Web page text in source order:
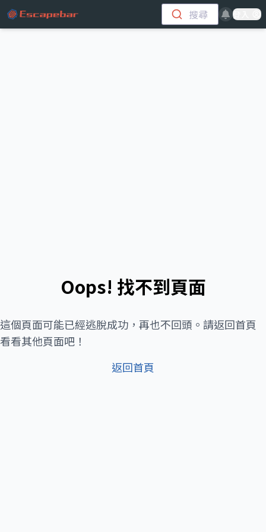
跳至主要內容
搜尋 登入
Oops! 找不到頁面
這個頁面可能已經逃脫成功，再也不回頭。請返回首頁
看看其他頁面吧！
返回首頁